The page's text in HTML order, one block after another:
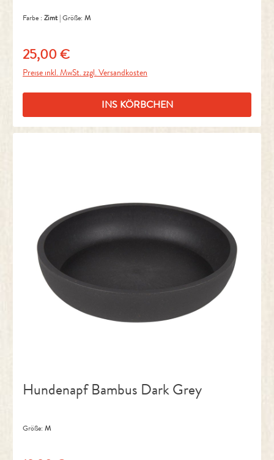
Farbe : Zimt |Größe: M
Regulärer Preis:
25,00 €
Preise inkl. MwSt. zzgl. Versandkosten
INS KÖRBCHEN
Hundenapf Bambus Dark Grey
Größe: M